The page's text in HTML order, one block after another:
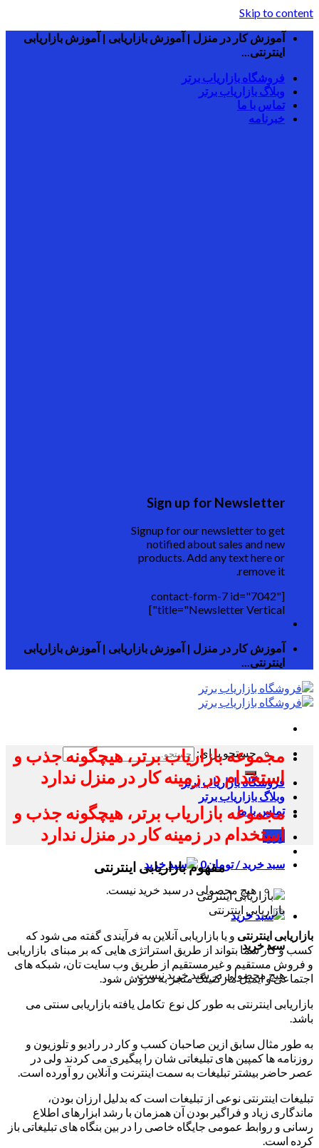
Skip to content
آموزش کار در منزل | آموزش بازاریابی | آموزش بازاریابی
اینترنتی...
فروشگاه بازاریاب برتر
وبلاگ بازاریاب برتر
تماس با ما
خبرنامه
Sign up for Newsletter
Signup for our newsletter to get
notified about sales and new
products. Add any text here or
remove it.
[contact-form-7 id="7042"
title="Newsletter Vertical"]
آموزش کار در منزل | آموزش بازاریابی | آموزش بازاریابی
اینترنتی...
جستجو برای:
فروشگاه بازاریاب برتر
وبلاگ بازاریاب برتر
تماس با ما
ورود
سبد خرید /تومان0
هیچ محصولی در سبد خرید نیست.
سبد خرید
هیچ محصولی در سبد خرید نیست.
مجموعه بازاریاب برتر، هیچگونه جذب و
استخدام در زمینه کار در منزل ندارد
مجموعه بازاریاب برتر، هیچگونه جذب و
استخدام در زمینه کار در منزل ندارد
مفهوم بازاریابی اینترنتی
بازاریابی اینترنتی
بازاریابی اینترنتی و یا بازاریابی آنلاین به فرآیندی گفته می شود که
کسب و کار شما بتواند از طریق استراتژی هایی که بر مبنای بازاریابی
و فروش مستقیم و غیرمستقیم از طریق وب سایت تان، شبکه های
اجتماعی و ایمیل مارکتینگ منجر به فروش شود.
بازاریابی اینترنتی به طور کل نوع تکامل یافته بازاریابی سنتی می
باشد.
به طور مثال سابق ازین صاحبان کسب و کار در رادیو و تلوزیون و
روزنامه ها کمپین های تبلیغاتی شان را پیگیری می کردند ولی در
عصر حاضر بیشتر تبلیغات به سمت اینترنت و آنلاین رو آورده است.
تبلیغات اینترنتی نوعی از تبلیغات است که بدلیل ارزان بودن،
ماندگاری زیاد و فراگیر بودن آن همزمان با رشد ابزارهای اطلاع
رسانی و روابط عمومی جایگاه خاصی را در بین بنگاه های تبلیغاتی باز
کرده است.